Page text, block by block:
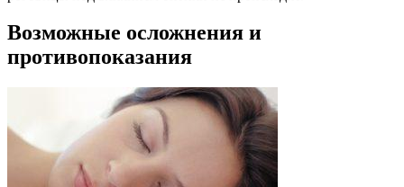
Возможные осложнения и
противопоказания